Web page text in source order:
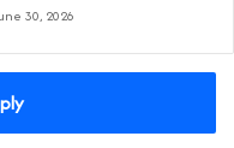
30, 2026